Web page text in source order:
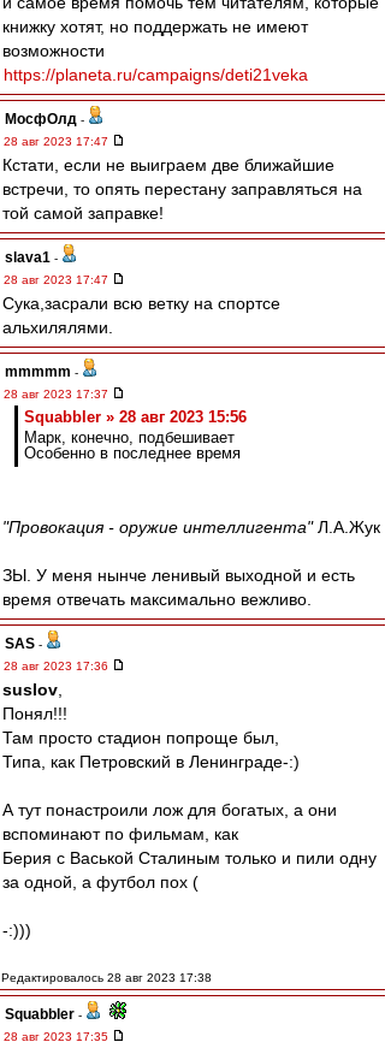
книжку хотят, но поддержать не имеют
возможности
https://planeta.ru/campaigns/deti21veka
МосфОлд -
28 авг 2023 17:47
Кстати, если не выиграем две ближайшие
встречи, то опять перестану заправляться на
той самой заправке!
slava1 -
28 авг 2023 17:47
Сука,засрали всю ветку на спортсе
альхилялями.
mmmmm -
28 авг 2023 17:37
Squabbler » 28 авг 2023 15:56
Марк, конечно, подбешивает
Особенно в последнее время
"Провокация - оружие интеллигента"Л.А.Жук
ЗЫ. У меня нынче ленивый выходной и есть
время отвечать максимально вежливо.
SAS -
28 авг 2023 17:36
suslov
Понял!!!
Там просто стадион попроще был,
Типа, как Петровский в Ленинграде-:)
А тут понастроили лож для богатых, а они
вспоминают по фильмам, как
Берия с Васькой Сталиным только и пили одну
за одной, а футбол пох (
-:)))
Редактировалось 28 авг 2023 17:38
Squabbler -
28 авг 2023 17:35